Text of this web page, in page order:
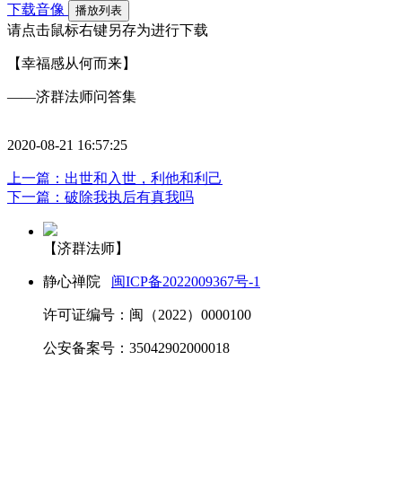
下载音像 播放列表
请点击鼠标右键另存为进行下载
【幸福感从何而来】
——济群法师问答集
2020-08-21 16:57:25
上一篇：出世和入世，利他和利己
下一篇：破除我执后有真我吗
【济群法师】
静心禅院 闽ICP备2022009367号-1
许可证编号：闽（2022）0000100
公安备案号：35042902000018